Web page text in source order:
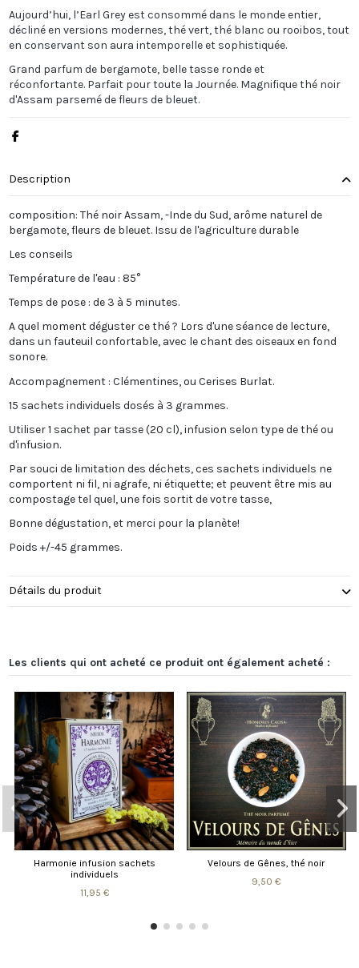
Aujourd’hui, l’Earl Grey est consommé dans le monde entier,
décliné en versions modernes, thé vert, thé blanc ou rooibos, tout
en conservant son aura intemporelle et sophistiquée.
Grand parfum de bergamote, belle tasse ronde et
réconfortante. Parfait pour toute la Journée. Magnifique thé noir
d'Assam parsemé de fleurs de bleuet.
Description
composition: Thé noir Assam, -Inde du Sud, arôme naturel de
bergamote, fleurs de bleuet. Issu de l'agriculture durable
Les conseils
Température de l'eau : 85°
Temps de pose : de 3 à 5 minutes.
A quel moment déguster ce thé ? Lors d'une séance de lecture,
dans un fauteuil confortable, avec le chant des oiseaux en fond
sonore.
Accompagnement : Clémentines, ou Cerises Burlat.
15 sachets individuels dosés à 3 grammes.
Utiliser 1 sachet par tasse (20 cl), infusion selon type de thé ou
d'infusion.
Par souci de limitation des déchets, ces sachets individuels ne
comportent ni fil, ni agrafe, ni étiquette; et peuvent être mis au
compostage tel quel, une fois sortit de votre tasse,
Bonne dégustation, et merci pour la planète!
Poids +/-45 grammes.
Détails du produit
Les clients qui ont acheté ce produit ont également acheté :
Harmonie infusion sachets
individuels
11,95 €
Velours de Gênes, thé noir
9,50 €